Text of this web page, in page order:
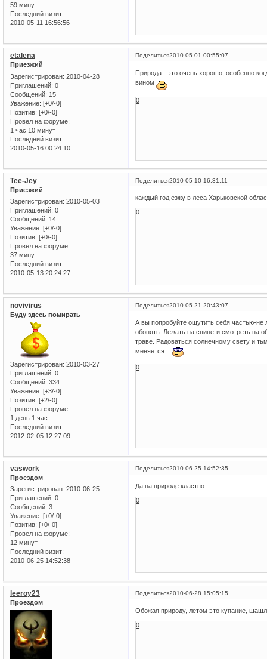
59 минут
Последний визит:
2010-05-11 16:56:56
Поделиться2010-05-01 00:55:07
etalena
Приезжий
Зарегистрирован: 2010-04-28
Приглашений: 0
Сообщений: 15
Уважение: [+0/-0]
Позитив: [+0/-0]
Провел на форуме:
1 час 10 минут
Последний визит:
2010-05-16 00:24:10
Природа - это очень хорошо, особенно
вином
0
Поделиться2010-05-10 16:31:11
Tee-Jey
Приезжий
Зарегистрирован: 2010-05-03
Приглашений: 0
Сообщений: 14
Уважение: [+0/-0]
Позитив: [+0/-0]
Провел на форуме:
37 минут
Последний визит:
2010-05-13 20:24:27
каждый год езжу в леса Харьковской
0
Поделиться2010-05-21 20:43:07
novivirus
Буду здесь помирать
Зарегистрирован: 2010-03-27
Приглашений: 0
Сообщений: 334
Уважение: [+3/-0]
Позитив: [+2/-0]
Провел на форуме:
1 день 1 час
Последний визит:
2012-02-05 12:27:09
А вы попробуйте ощутить себя частью-
обонять. Лежать на спине-и смотреть на
траве. Радоваться солнечному свету и
меняется...
0
Поделиться2010-06-25 14:52:35
vaswork
Проездом
Зарегистрирован: 2010-06-25
Приглашений: 0
Сообщений: 3
Уважение: [+0/-0]
Позитив: [+0/-0]
Провел на форуме:
12 минут
Последний визит:
2010-06-25 14:52:38
Да на природе кластно
0
Поделиться2010-06-28 15:05:15
leeroy23
Проездом
Обожая природу, летом это купание,
0